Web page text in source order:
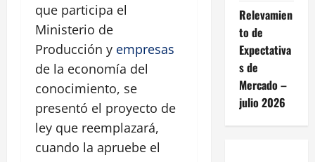
que participa el
Ministerio de
Producción y empresas
de la economía del
conocimiento, se
presentó el proyecto de
ley que reemplazará,
cuando la apruebe el
Relevamien
to de
Expectativa
s de
Mercado –
julio 2026